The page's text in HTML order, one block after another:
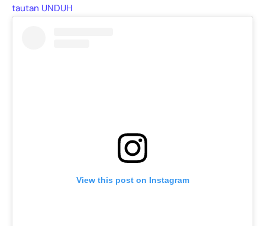
tautan UNDUH
View this post on Instagram